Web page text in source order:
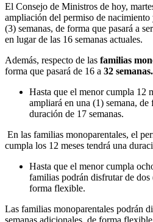
El Consejo de Ministros de hoy,
ampliación del permiso de
(3) semanas, de forma que pasará a
en lugar de las 16 semanas actuales.
Además, respecto de las familias
forma que pasará de 16 a 32 semanas.
Hasta que el menor cumpla 12
ampliará en una (1) semana, de
duración de 17 semanas.
En las familias monoparentales, el
cumpla los 12 meses tendrá una
Hasta que el menor cumpla
familias podrán disfrutar de dos
forma flexible.
Las familias monoparentales podrán
semanas adicionales, de forma